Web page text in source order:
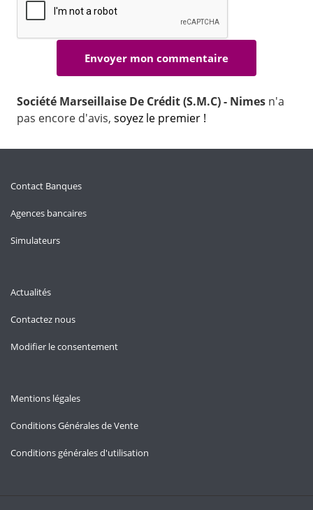
Société Marseillaise De Crédit (S.M.C) - Nimes n'a
pas encore d'avis, soyez le premier !
Contact Banques
Agences bancaires
Simulateurs
Actualités
Contactez nous
Modifier le consentement
Mentions légales
Conditions Générales de Vente
Conditions générales d'utilisation